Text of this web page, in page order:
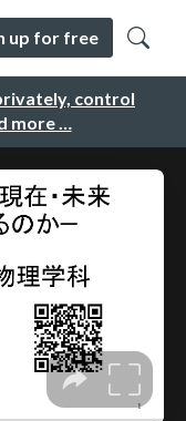
control
more …
up for free